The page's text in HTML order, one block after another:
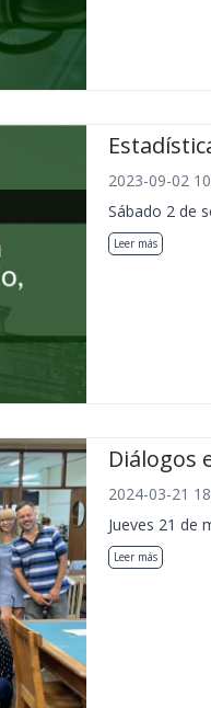
2023-09-02
Sábado 2 de
Leer más
Diálogos
2024-03-21
Jueves 21 de
Leer más